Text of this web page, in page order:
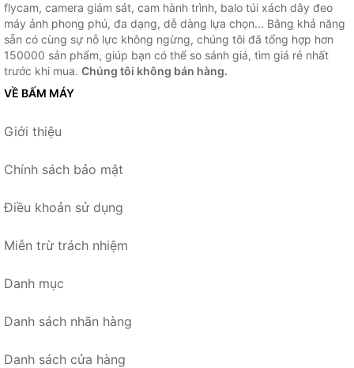
flycam, camera giám sát, cam hành trình, balo túi xách dây đeo
máy ảnh phong phú, đa dạng, dễ dàng lựa chọn... Bằng khả năng
sẵn có cùng sự nỗ lực không ngừng, chúng tôi đã tổng hợp hơn
150000 sản phẩm, giúp bạn có thể so sánh giá, tìm giá rẻ nhất
trước khi mua. Chúng tôi không bán hàng.
VỀ BẤM MÁY
Giới thiệu
Chính sách bảo mật
Điều khoản sử dụng
Miễn trừ trách nhiệm
Danh mục
Danh sách nhãn hàng
Danh sách cửa hàng